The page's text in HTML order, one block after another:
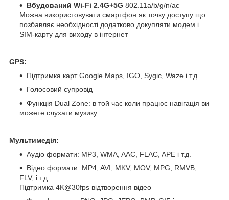
Вбудований Wi-Fi 2.4G+5G 802.11a/b/g/n/ac
Можна використовувати смартфон як точку доступу що
позбавляє необхідності додатково докупляти модем і
SIM-карту для виходу в інтернет
GPS:
Підтримка карт Google Maps, IGO, Sygic, Waze і т.д.
Голосовий супровід
Функція Dual Zone: в той час коли працює навігація ви
можете слухати музику
Мультимедія:
Аудіо формати: MP3, WMA, AAC, FLAC, APE і т.д.
Відео формати: MP4, AVI, MKV, MOV, MPG, RMVB,
FLV, і т.д.
Підтримка 4K@30fps відтворення відео